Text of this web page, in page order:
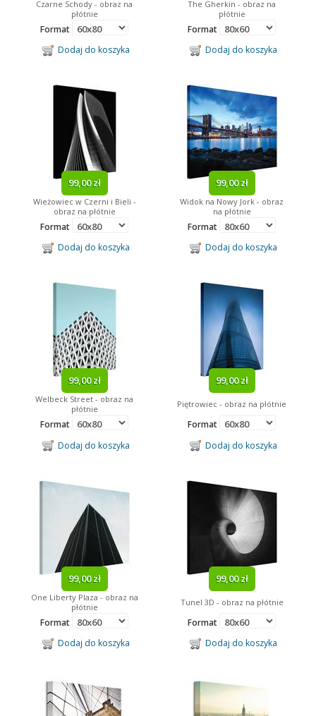
Czarne Schody - obraz na
płótnie
Format
Dodaj do koszyka
The Gherkin - obraz na
płótnie
Format
Dodaj do koszyka
99,00 zł
Wieżowiec w Czerni i Bieli -
obraz na płótnie
Format
Dodaj do koszyka
99,00 zł
Widok na Nowy Jork - obraz
na płótnie
Format
Dodaj do koszyka
99,00 zł
Welbeck Street - obraz na
płótnie
Format
Dodaj do koszyka
99,00 zł
Piętrowiec - obraz na płótnie
Format
Dodaj do koszyka
99,00 zł
One Liberty Plaza - obraz na
płótnie
Format
Dodaj do koszyka
99,00 zł
Tunel 3D - obraz na płótnie
Format
Dodaj do koszyka